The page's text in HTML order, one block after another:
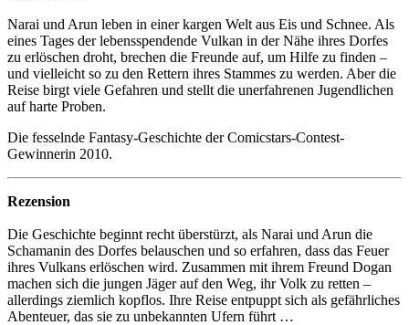
Narai und Arun leben in einer kargen Welt aus Eis und Schnee. Als
eines Tages der lebensspendende Vulkan in der Nähe ihres Dorfes
zu erlöschen droht, brechen die Freunde auf, um Hilfe zu finden –
und vielleicht so zu den Rettern ihres Stammes zu werden. Aber die
Reise birgt viele Gefahren und stellt die unerfahrenen Jugendlichen
auf harte Proben.
Die fesselnde Fantasy-Geschichte der Comicstars-Contest-
Gewinnerin 2010.
Rezension
Die Geschichte beginnt recht überstürzt, als Narai und Arun die
Schamanin des Dorfes belauschen und so erfahren, dass das Feuer
ihres Vulkans erlöschen wird. Zusammen mit ihrem Freund Dogan
machen sich die jungen Jäger auf den Weg, ihr Volk zu retten –
allerdings ziemlich kopflos. Ihre Reise entpuppt sich als gefährliches
Abenteuer, das sie zu unbekannten Ufern führt …